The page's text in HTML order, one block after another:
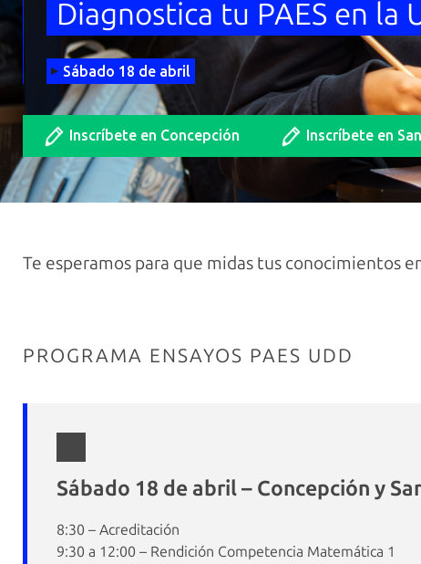
Diagnostica tu PAES en la
Sábado 18 de abril
Inscríbete en Concepción Inscríbete en
Te esperamos para que midas tus conocimientos
PROGRAMA ENSAYOS PAES UDD
Sábado 18 de abril – Concepción y
8:30 – Acreditación
9:30 a 12:00 – Rendición Competencia Matemática 1